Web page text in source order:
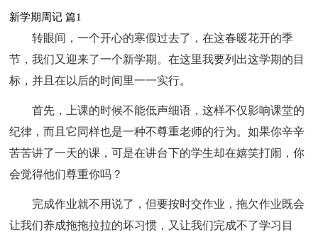
新学期周记 篇1
转眼间，一个开心的寒假过去了，在这春暖花开的季
节，我们又迎来了一个新学期。在这里我要列出这学期的目
标，并且在以后的时间里一一实行。
首先，上课的时候不能低声细语，这样不仅影响课堂的
纪律，而且它同样也是一种不尊重老师的行为。如果你辛辛
苦苦讲了一天的课，可是在讲台下的学生却在嬉笑打闹，你
会觉得他们尊重你吗？
完成作业就不用说了，但要按时交作业，拖欠作业既会
让我们养成拖拖拉拉的坏习惯，又让我们完成不了学习目